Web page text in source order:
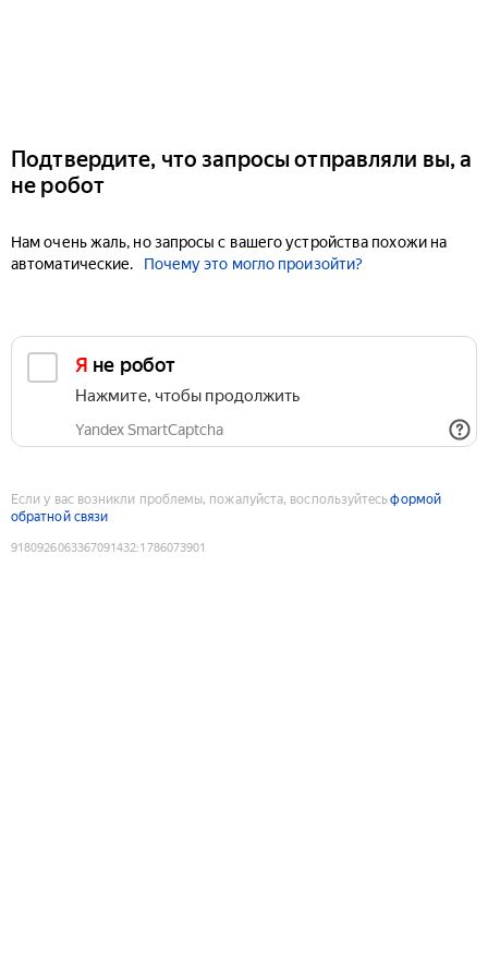
Подтвердите, что запросы отправляли вы, а
не робот
Нам очень жаль, но запросы с вашего устройства похожи на
автоматические.
Почему это могло произойти?
Я не робот
Нажмите, чтобы продолжить
Yandex SmartCaptcha
Если у вас возникли проблемы, пожалуйста, воспользуйтесьформой
обратной связи
9180926063367091432:1786073901